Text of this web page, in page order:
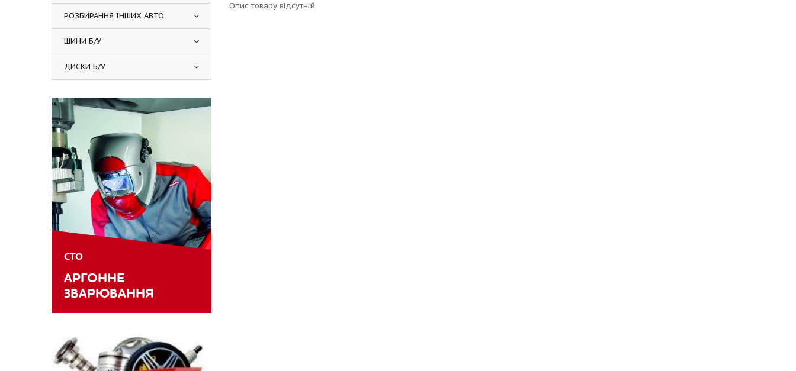
Опис товару відсутній
РОЗБИРАННЯ ІНШИХ АВТО
ШИНИ Б/У
ДИСКИ Б/У
СТО
АРГОННЕ
ЗВАРЮВАННЯ